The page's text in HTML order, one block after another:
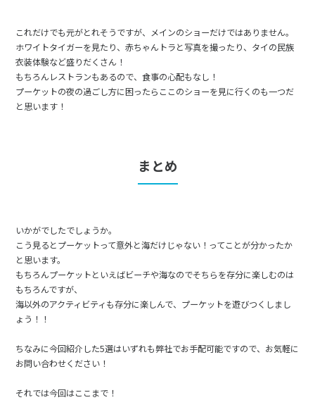
これだけでも元がとれそうですが、メインのショーだけではありません。
ホワイトタイガーを見たり、赤ちゃんトラと写真を撮ったり、タイの民族
衣装体験など盛りだくさん！
もちろんレストランもあるので、食事の心配もなし！
プーケットの夜の過ごし方に困ったらここのショーを見に行くのも一つだ
と思います！
まとめ
いかがでしたでしょうか。
こう見るとプーケットって意外と海だけじゃない！ってことが分かったか
と思います。
もちろんプーケットといえばビーチや海なのでそちらを存分に楽しむのは
もちろんですが、
海以外のアクティビティも存分に楽しんで、プーケットを遊びつくしまし
ょう！！
ちなみに今回紹介した5選はいずれも弊社でお手配可能ですので、お気軽に
お問い合わせください！
それでは今回はここまで！